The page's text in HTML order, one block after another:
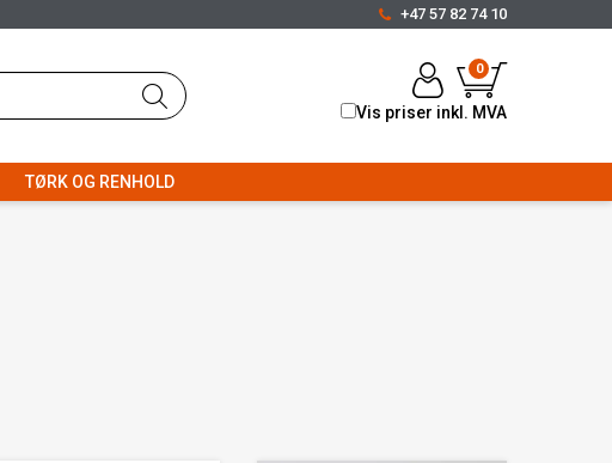
+47 57 82 74 10
0
Vis priser inkl. MVA
TØRK OG RENHOLD